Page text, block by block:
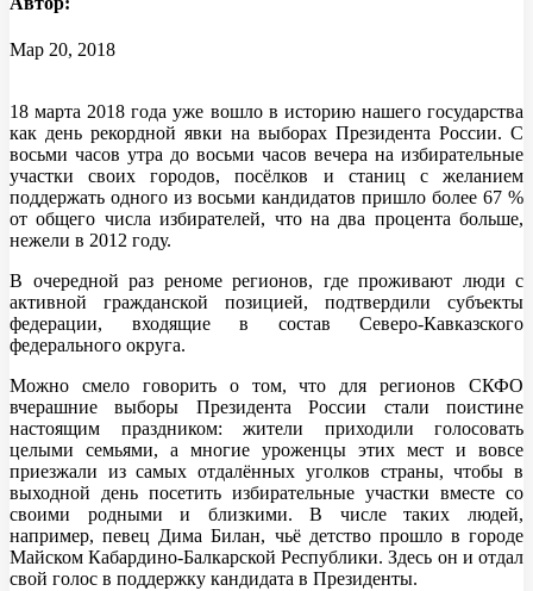
Мар 20, 2018
18 марта 2018 года уже вошло в историю нашего государства
как день рекордной явки на выборах Президента России. С
восьми часов утра до восьми часов вечера на избирательные
участки своих городов, посёлков и станиц с желанием
поддержать одного из восьми кандидатов пришло более 67 %
от общего числа избирателей, что на два процента больше,
нежели в 2012 году.
В очередной раз реноме регионов, где проживают люди с
активной гражданской позицией, подтвердили субъекты
федерации, входящие в состав Северо-Кавказского
федерального округа.
Можно смело говорить о том, что для регионов СКФО
вчерашние выборы Президента России стали поистине
настоящим праздником: жители приходили голосовать
целыми семьями, а многие уроженцы этих мест и вовсе
приезжали из самых отдалённых уголков страны, чтобы в
выходной день посетить избирательные участки вместе со
своими родными и близкими. В числе таких людей,
например, певец Дима Билан, чьё детство прошло в городе
Майском Кабардино-Балкарской Республики. Здесь он и отдал
свой голос в поддержку кандидата в Президенты.